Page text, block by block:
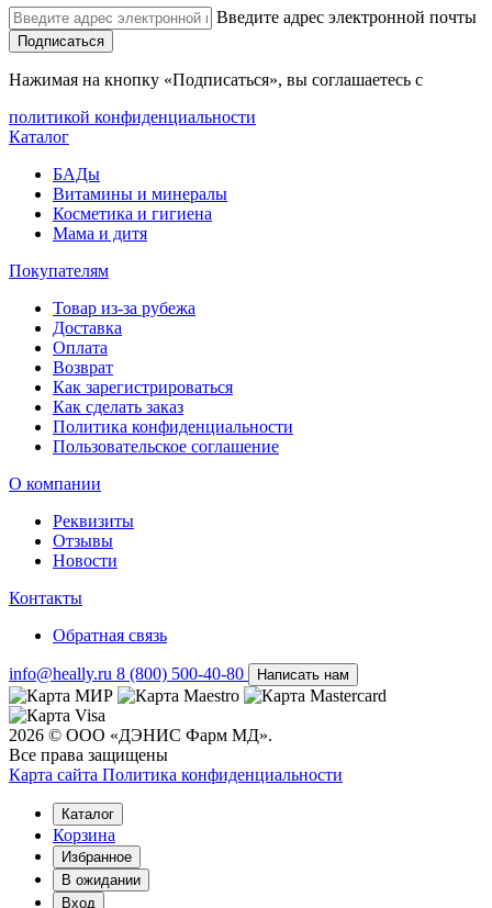
Введите адрес электронной почты
Подписаться
Нажимая на кнопку «Подписаться», вы соглашаетесь с
политикой конфиденциальности
Каталог
БАДы
Витамины и минералы
Косметика и гигиена
Мама и дитя
Покупателям
Товар из-за рубежа
Доставка
Оплата
Возврат
Как зарегистрироваться
Как сделать заказ
Политика конфиденциальности
Пользовательское соглашение
О компании
Реквизиты
Отзывы
Новости
Контакты
Обратная связь
info@heally.ru 8 (800) 500-40-80 Написать нам
2026 © ООО «ДЭНИС Фарм МД».
Все права защищены
Карта сайта Политика конфиден­циальности
Каталог
Корзина
Избранное
В ожидании
Вход